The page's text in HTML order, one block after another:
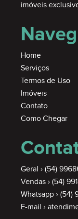
imóveis
Home
Serviços
Termos de Uso
Imóveis
Contato
Como Chegar
Geral › (54)
Vendas › (54)
Whatsapp › (54)
E-mail ›